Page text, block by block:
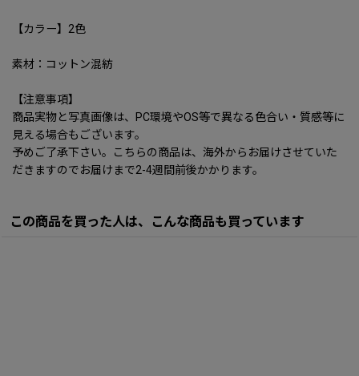
【カラー】2色
素材：コットン混紡
【注意事項】
商品実物と写真画像は、PC環境やOS等で異なる色合い・質感等に
見える場合もございます。
予めご了承下さい。こちらの商品は、海外からお届けさせていた
だきますのでお届けまで2-4週間前後かかります。
この商品を買った人は、こんな商品も買っています